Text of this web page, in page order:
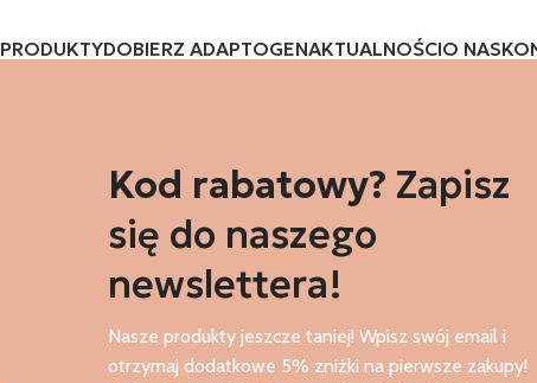
Kod rabatowy? Zapisz
się do naszego
newslettera!
Nasze produkty jeszcze taniej! Wpisz swój email i
otrzymaj dodatkowe 5% zniżki na pierwsze zakupy!
PRODUKTYDOBIERZ ADAPTOGENAKTUALNOŚCIO NAS
Strona główna encann
ENCANN
Kordyceps Chiński – Działanie i
Autor AgataWł. 14 października 2024